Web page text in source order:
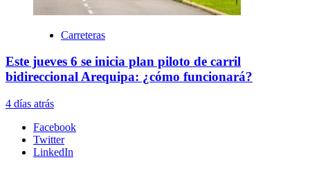
Carreteras
Este jueves 6 se inicia plan piloto de carril
bidireccional Arequipa: ¿cómo funcionará?
4 días atrás
Facebook
Twitter
LinkedIn